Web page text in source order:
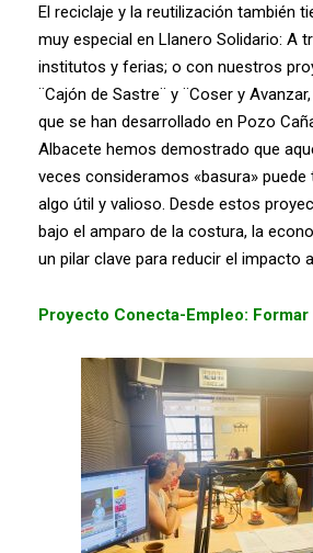
El reciclaje y la reutilización también
muy especial en Llanero Solidario: A
institutos y ferias; o con nuestros
¨Cajón de Sastre¨ y ¨Coser y
que se han desarrollado en Pozo
Albacete hemos demostrado que
veces consideramos «basura»
algo útil y valioso. Desde estos
bajo el amparo de la costura, la
un pilar clave para reducir el impacto
Proyecto Conecta-Empleo: